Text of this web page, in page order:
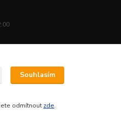
Souhlasím
odmítnout zde.